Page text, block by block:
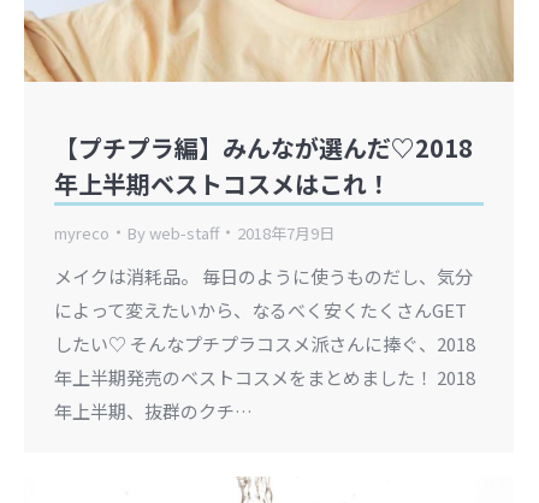
【プチプラ編】みんなが選んだ♡2018
年上半期ベストコスメはこれ！
myreco Byweb-staff 2018年7月9日
メイクは消耗品。 毎日のように使うものだし、気分
によって変えたいから、なるべく安くたくさんGET
したい♡ そんなプチプラコスメ派さんに捧ぐ、2018
年上半期発売のベストコスメをまとめました！ 2018
年上半期、抜群のクチ…